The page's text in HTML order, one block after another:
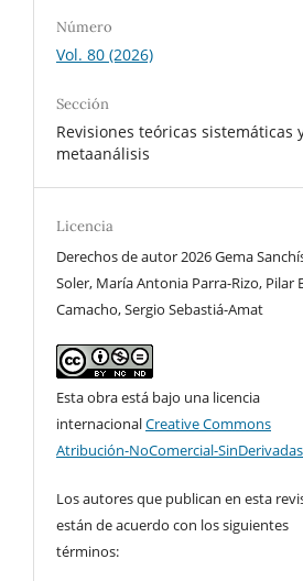
Número
Vol. 80 (2026)
Sección
Revisiones teóricas sistemáticas
metaanálisis
Licencia
Derechos de autor 2026 Gema
Soler, María Antonia Parra-Rizo, Pilar
Camacho, Sergio Sebastiá-Amat
Esta obra está bajo una licencia
internacionalCreative Commons
Atribución-NoComercial-
Los autores que publican en esta
están de acuerdo con los siguientes
términos: